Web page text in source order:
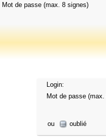
Mot de passe (max. 8 signes)
Login:
Mot de passe
ou
oublié